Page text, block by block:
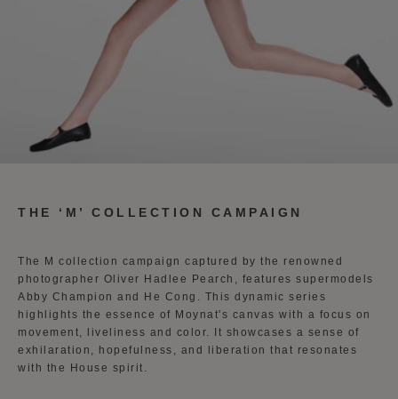
THE ‘M’ COLLECTION CAMPAIGN
The M collection campaign captured by the renowned
photographer Oliver Hadlee Pearch, features supermodels
Abby Champion and He Cong. This dynamic series
highlights the essence of Moynat's canvas with a focus on
movement, liveliness and color. It showcases a sense of
exhilaration, hopefulness, and liberation that resonates
with the House spirit.